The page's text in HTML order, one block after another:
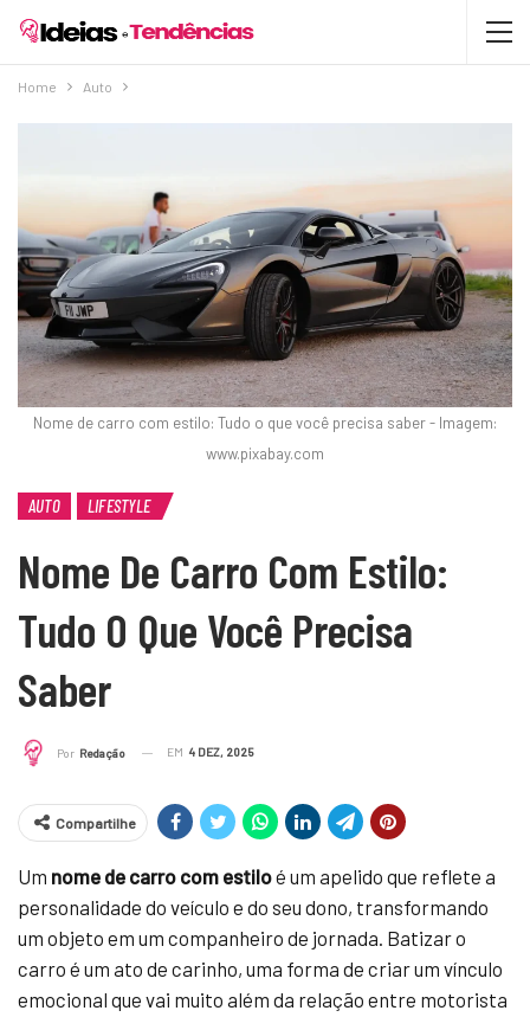
Home Auto
Nome de carro com estilo: Tudo o que você precisa saber - Imagem:
www.pixabay.com
AUTO LIFESTYLE
Nome De Carro Com Estilo:
Tudo O Que Você Precisa
Saber
Por Redação EM 4 DEZ, 2025
Compartilhe
Um nome de carro com estiloé um apelido que reflete a
personalidade do veículo e do seu dono, transformando
um objeto em um companheiro de jornada. Batizar o
carro é um ato de carinho, uma forma de criar um vínculo
emocional que vai muito além da relação entre motorista